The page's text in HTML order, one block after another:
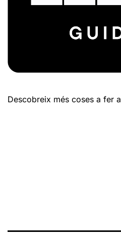
Descobreix més coses a fer a